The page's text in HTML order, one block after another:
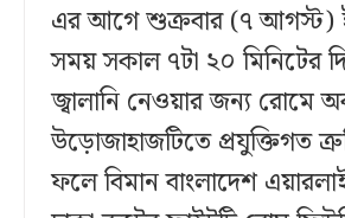
এর আগে শুক্রবার (৭ আগস্ট)
সময় সকাল ৭টা ২০ মিনিটের
জ্বালানি নেওয়ার জন্য রোমে
উড়োজাহাজটিতে প্রযুক্তিগত
ফলে বিমান বাংলাদেশ